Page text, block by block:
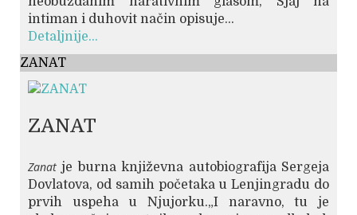
intiman i duhovit način opisuje...
Detaljnije...
ZANAT
ZANAT
Zanat je burna književna autobiografija Sergeja
Dovlatova, od samih početaka u Lenjingradu do
prvih uspeha u Njujorku.„I naravno, tu je